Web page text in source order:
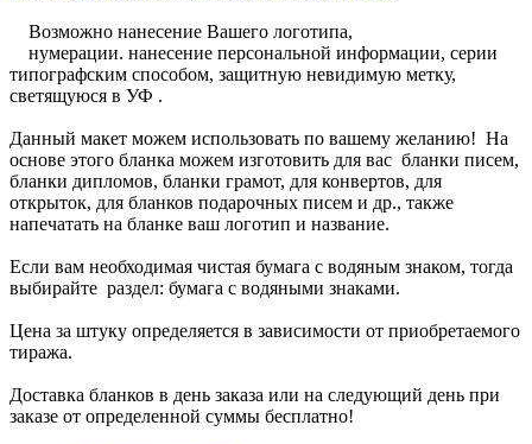
Возможно нанесение Вашего логотипа,
нумерации. нанесение персональной информации, серии
типографским способом, защитную невидимую метку,
светящуюся в УФ .
Данный макет можем использовать по вашему желанию! На
основе этого бланка можем изготовить для вас бланки писем,
бланки дипломов, бланки грамот, для конвертов, для
открыток, для бланков подарочных писем и др., также
напечатать на бланке ваш логотип и название.
Если вам необходимая чистая бумага с водяным знаком, тогда
выбирайте раздел: бумага с водяными знаками.
Цена за штуку определяется в зависимости от приобретаемого
тиража.
Доставка бланков в день заказа или на следующий день при
заказе от определенной суммы бесплатно!